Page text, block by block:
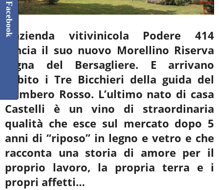
L’azienda vitivinicola Podere 414
lancia il suo nuovo Morellino Riserva
Vigna del Bersagliere. E arrivano
subito i Tre Bicchieri della guida del
Gambero Rosso. L’ultimo nato di casa
Castelli è un vino di straordinaria
qualità che esce sul mercato dopo 5
anni di “riposo” in legno e vetro e che
racconta una storia di amore per il
proprio lavoro, la propria terra e i
propri affetti…
Facebook